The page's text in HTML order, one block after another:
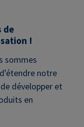
de
!
sommes
notre
développer et
en